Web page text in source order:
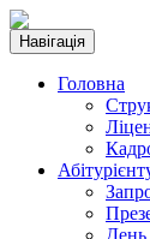
Навігація
Головна
День